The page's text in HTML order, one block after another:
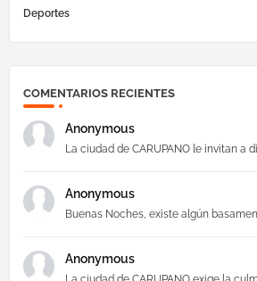
Deportes
COMENTARIOS RECIENTES
Anonymous
La ciudad de CARUPANO le invitan a
Anonymous
Buenas Noches, existe algún
Anonymous